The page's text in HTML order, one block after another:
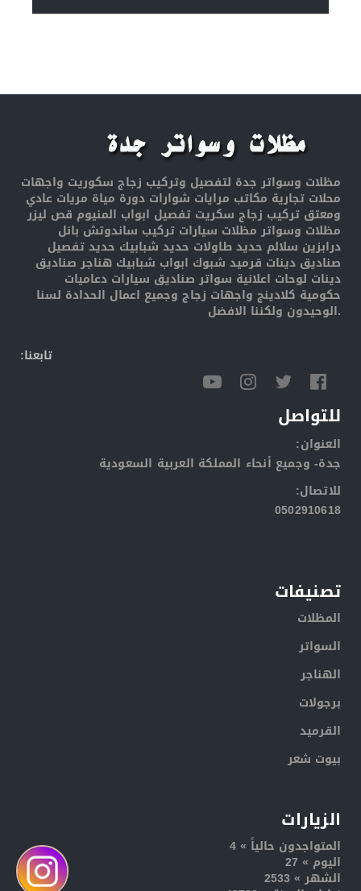
مظلات وسواتر جدة لتفصيل وتركيب زجاج سكوريت واجهات
محلات تجارية مكاتب مرايات شوارات دورة مياة مريات عادي
ومعتق تركيب زجاج سكريت تفصيل ابواب المنيوم قص ليزر
مظلات وسواتر مظلات سيارات تركيب ساندوتش بانل
درابزين سلالم حديد طاولات حديد شبابيك حديد تفصيل
صناديق دينات قرميد شبوك ابواب شبابيك هناجر صناديق
دينات لوحات اعلانية سواتر صناديق سيارات دعاميات
حكومية كلادينج واجهات زجاج وجميع اعمال الحدادة لسنا
الوحيدون ولكننا الافضل.
:تابعنا
للتواصل
:العنوان
جدة- وجميع أنحاء المملكة العربية السعودية
:للاتصال
0502910618
تصنيفات
المظلات
السواتر
الهناجر
برجولات
القرميد
بيوت شعر
الزيارات
المتواجدون حالياً » 4
اليوم » 27
الشهر » 2533